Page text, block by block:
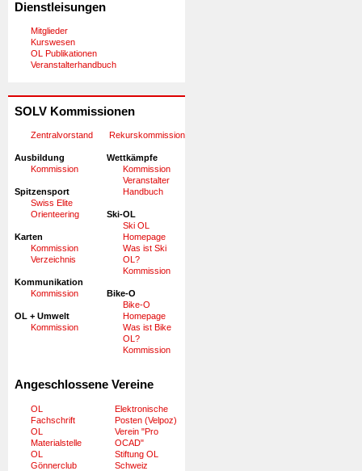
Dienstleisungen
Mitglieder
Kurswesen
OL Publikationen
Veranstalterhandbuch
SOLV Kommissionen
Zentralvorstand Rekurskommission
Ausbildung
Kommission
Spitzensport
Swiss Elite
Orienteering
Karten
Kommission
Verzeichnis
Kommunikation
Kommission
OL + Umwelt
Kommission
Wettkämpfe
Kommission
Veranstalter
Handbuch
Ski-OL
Ski OL
Homepage
Was ist Ski
OL?
Kommission
Bike-O
Bike-O
Homepage
Was ist Bike
OL?
Kommission
Angeschlossene Vereine
OL
Fachschrift
OL
Materialstelle
OL
Gönnerclub
Elektronische
Posten (Velpoz)
Verein "Pro
OCAD"
Stiftung OL
Schweiz